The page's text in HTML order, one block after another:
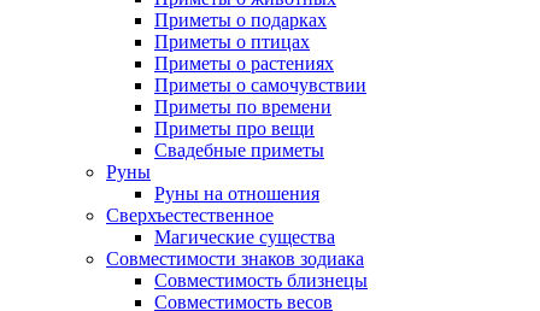
Приметы о подарках
Приметы о птицах
Приметы о растениях
Приметы о самочувствии
Приметы по времени
Приметы про вещи
Свадебные приметы
Руны
Руны на отношения
Сверхъестественное
Магические существа
Совместимости знаков зодиака
Совместимость близнецы
Совместимость весов